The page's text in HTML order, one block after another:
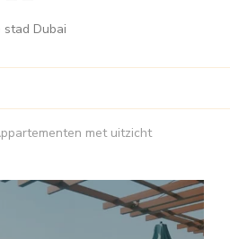
Dubai
met uitzicht